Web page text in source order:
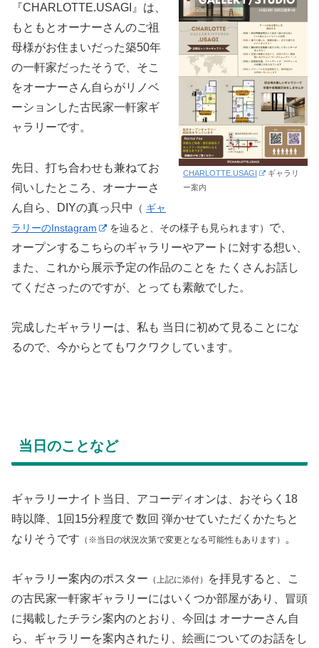
CHARLOTTE.USAGI
ギャラリ
ー案内
『CHARLOTTE.USAGI』は、
もともとオーナーさんのご祖
母様がお住まいだった築50年
の一軒家だったそうで、そこ
をオーナーさん自らがリノベ
ーションした古民家一軒家ギ
ャラリーです。
先日、打ち合わせも兼ねてお
伺いしたところ、オーナーさ
ん自ら、DIYの真っ只中
（ ギャ
ラリーのInstagram
を辿ると、その様子も見られます） で、
オープンするこちらのギャラリーやアートに対する想い、
また、これから展示予定の作品のことを たくさんお話し
てくださったのですが、とっても素敵でした。
完成したギャラリーは、私も 当日に初めて見ることにな
るので、今からとてもワクワクしています。
当日のことなど
ギャラリーナイト当日、アコーディオンは、おそらく18
時以降、1回15分程度で 数回 弾かせていただくかたちと
なりそうです （※当日の状況次第で変更となる可能性もあります） 。
ギャラリー案内のポスター （上記に添付）
を拝見すると、こ
の古民家一軒家ギャラリーにはいくつか部屋があり、冒頭
に掲載したチラシ案内のとおり、今回は オーナーさん自
ら、ギャラリーを案内されたり、絵画についてのお話をし